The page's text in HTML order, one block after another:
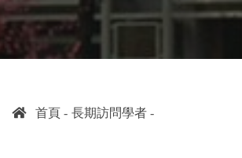
首頁 長期訪問學者